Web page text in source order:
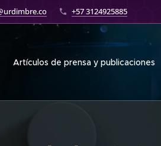
+57 3124925885
Artículos de prensa y publicaciones